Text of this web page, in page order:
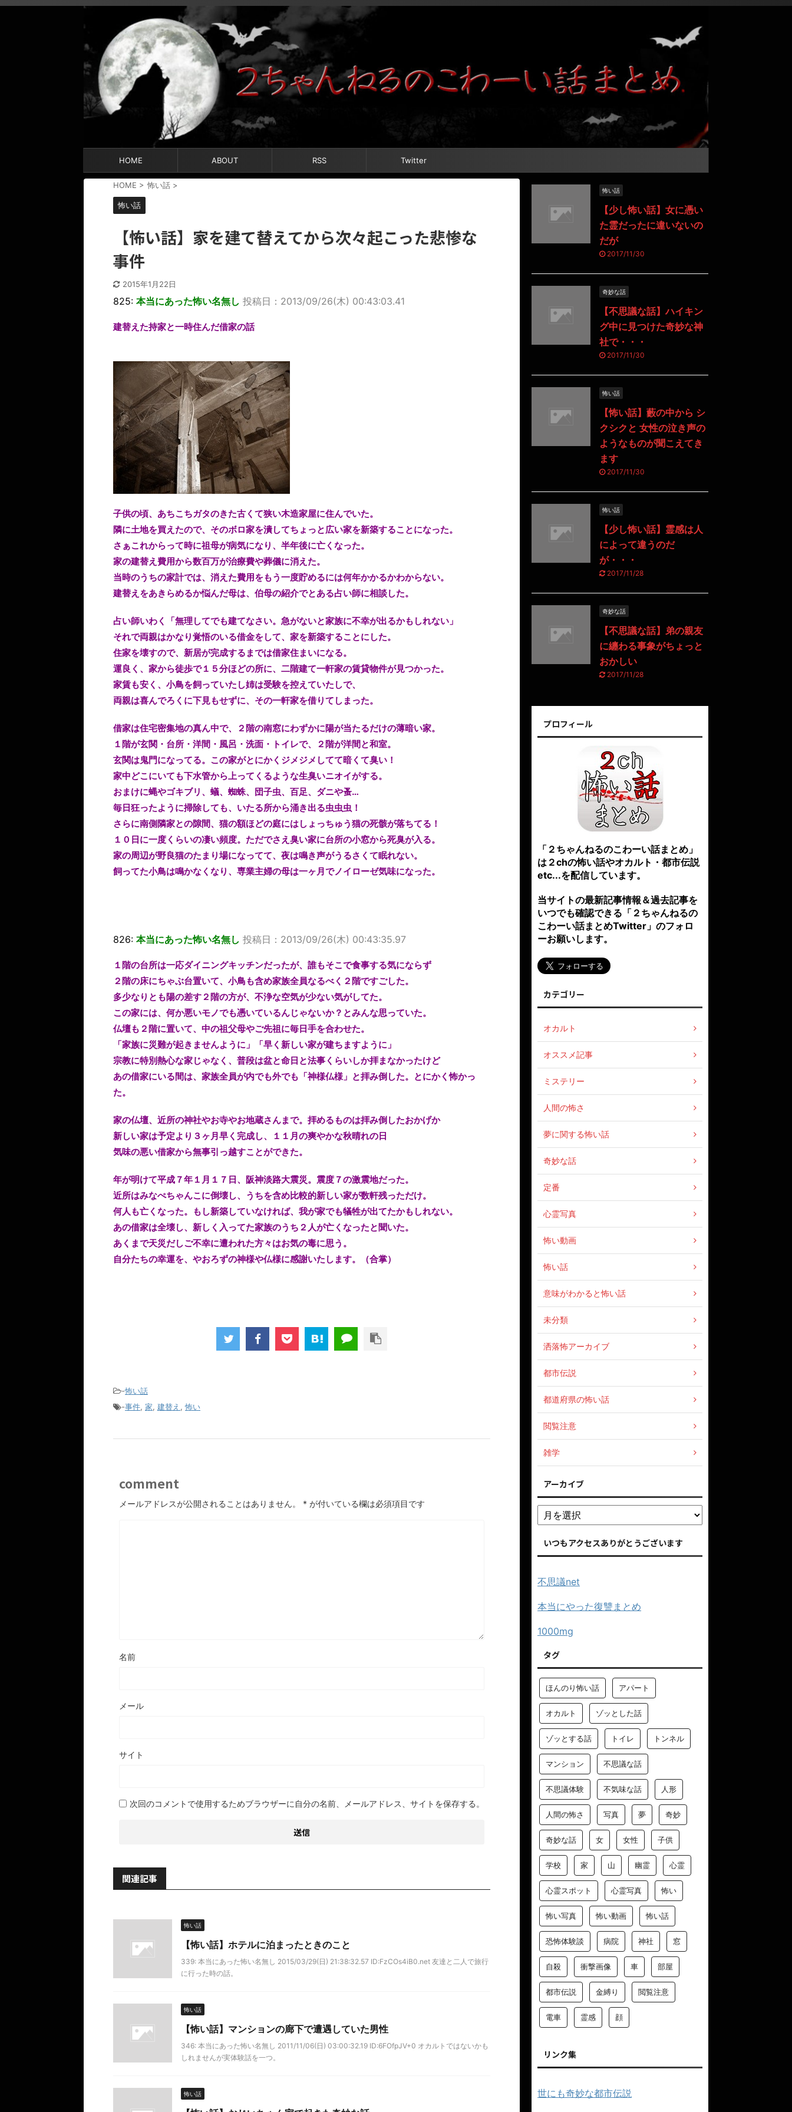
HOME ABOUT RSS Twitter
HOME > 怖い話 >
怖い話
【怖い話】家を建て替えてから次々起こった悲惨な
事件
2015年1月22日
825: 本当にあった怖い名無し 投稿日：2013/09/26(木) 00:43:03.41
建替えた持家と一時住んだ借家の話
子供の頃、あちこちガタのきた古くて狭い木造家屋に住んでいた。
隣に土地を買えたので、そのボロ家を潰してちょっと広い家を新築することになった。
さぁこれからって時に祖母が病気になり、半年後に亡くなった。
家の建替え費用から数百万が治療費や葬儀に消えた。
当時のうちの家計では、消えた費用をもう一度貯めるには何年かかるかわからない。
建替えをあきらめるか悩んだ母は、伯母の紹介でとある占い師に相談した。
占い師いわく「無理してでも建てなさい。急がないと家族に不幸が出るかもしれない」
それで両親はかなり覚悟のいる借金をして、家を新築することにした。
住家を壊すので、新居が完成するまでは借家住まいになる。
運良く、家から徒歩で１５分ほどの所に、二階建て一軒家の賃貸物件が見つかった。
家賃も安く、小鳥を飼っていたし姉は受験を控えていたしで、
両親は喜んでろくに下見もせずに、その一軒家を借りてしまった。
借家は住宅密集地の真ん中で、２階の南窓にわずかに陽が当たるだけの薄暗い家。
１階が玄関・台所・洋間・風呂・洗面・トイレで、２階が洋間と和室。
玄関は鬼門になってる。この家がとにかくジメジメしてて暗くて臭い！
家中どこにいても下水管から上ってくるような生臭いニオイがする。
おまけに蝿やゴキブリ、蟻、蜘蛛、団子虫、百足、ダニや蚤…
毎日狂ったように掃除しても、いたる所から涌き出る虫虫虫！
さらに南側隣家との隙間、猫の額ほどの庭にはしょっちゅう猫の死骸が落ちてる！
１０日に一度くらいの凄い頻度。ただでさえ臭い家に台所の小窓から死臭が入る。
家の周辺が野良猫のたまり場になってて、夜は鳴き声がうるさくて眠れない。
飼ってた小鳥は鳴かなくなり、専業主婦の母は一ヶ月でノイローゼ気味になった。
826: 本当にあった怖い名無し 投稿日：2013/09/26(木) 00:43:35.97
１階の台所は一応ダイニングキッチンだったが、誰もそこで食事する気にならず
２階の床にちゃぶ台置いて、小鳥も含め家族全員なるべく２階ですごした。
多少なりとも陽の差す２階の方が、不浄な空気が少ない気がしてた。
この家には、何か悪いモノでも憑いているんじゃないか？とみんな思っていた。
仏壇も２階に置いて、中の祖父母やご先祖に毎日手を合わせた。
「家族に災難が起きませんように」「早く新しい家が建ちますように」
宗教に特別熱心な家じゃなく、普段は盆と命日と法事くらいしか拝まなかったけど
あの借家にいる間は、家族全員が内でも外でも「神様仏様」と拝み倒した。とにかく怖かっ
た。
家の仏壇、近所の神社やお寺やお地蔵さんまで。拝めるものは拝み倒したおかげか
新しい家は予定より３ヶ月早く完成し、１１月の爽やかな秋晴れの日
気味の悪い借家から無事引っ越すことができた。
年が明けて平成７年１月１７日、阪神淡路大震災。震度７の激震地だった。
近所はみなぺちゃんこに倒壊し、うちを含め比較的新しい家が数軒残っただけ。
何人も亡くなった。もし新築していなければ、我が家でも犠牲が出てたかもしれない。
あの借家は全壊し、新しく入ってた家族のうち２人が亡くなったと聞いた。
あくまで天災だしご不幸に遭われた方々はお気の毒に思う。
自分たちの幸運を、やおろずの神様や仏様に感謝いたします。（合掌）
-怖い話
-事件, 家, 建替え ,怖い
comment
メールアドレスが公開されることはありません。 * が付いている欄は必須項目です
名前
メール
サイト
次回のコメントで使用するためブラウザーに自分の名前、メールアドレス、サイトを保存する。
関連記事
怖い話
【怖い話】ホテルに泊まったときのこと
339: 本当にあった怖い名無し 2015/03/29(日) 21:38:32.57 ID:FzCOs4iB0.net 友達と二人で旅行
に行った時の話。
怖い話
【怖い話】マンションの廊下で遭遇していた男性
346: 本当にあった怖い名無し 2011/11/06(日) 03:00:32.19 ID:6FOfpJV+0 オカルトではないかも
しれませんが実体験話を一つ。
怖い話
怖い話
【少し怖い話】女に憑い
た霊だったに違いないの
だが
2017/11/30
奇妙な話
【不思議な話】ハイキン
グ中に見つけた奇妙な神
社で・・・
2017/11/30
怖い話
【怖い話】藪の中から シ
クシクと 女性の泣き声の
ようなものが聞こえてき
ます
2017/11/30
怖い話
【少し怖い話】霊感は人
によって違うのだ
が・・・
2017/11/28
奇妙な話
【不思議な話】弟の親友
に纏わる事象がちょっと
おかしい
2017/11/28
プロフィール
「２ちゃんねるのこわーい話まとめ」
は２chの怖い話やオカルト・都市伝説
etc...を配信しています。
当サイトの最新記事情報＆過去記事を
いつでも確認できる「２ちゃんねるの
こわーい話まとめTwitter」のフォロ
ーお願いします。
カテゴリー
オカルト
オススメ記事
ミステリー
人間の怖さ
夢に関する怖い話
奇妙な話
定番
心霊写真
怖い動画
怖い話
意味がわかると怖い話
未分類
洒落怖アーカイブ
都市伝説
都道府県の怖い話
閲覧注意
雑学
アーカイブ
いつもアクセスありがとうございます
不思議net
本当にやった復讐まとめ
1000mg
タグ
ほんのり怖い話 アパート
オカルト ゾッとした話
ゾッとする話 トイレ トンネル
マンション 不思議な話
不思議体験 不気味な話 人形
人間の怖さ 写真 夢 奇妙
奇妙な話 女 女性 子供
学校 家 山 幽霊 心霊
心霊スポット 心霊写真 怖い
怖い写真 怖い動画 怖い話
恐怖体験談 病院 神社 窓
自殺 衝撃画像 車 部屋
都市伝説 金縛り 閲覧注意
電車 霊感 顔
リンク集
世にも奇妙な都市伝説